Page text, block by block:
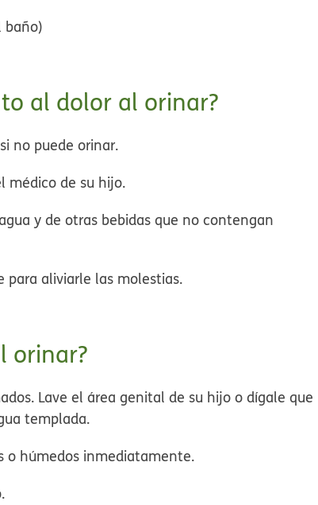
baño)
al dolor al orinar?
no puede orinar.
médico de su hijo.
y de otras bebidas que no contengan
para aliviarle las molestias.
orinar?
Lave el área genital de su hijo o dígale que
templada.
o húmedos inmediatamente.